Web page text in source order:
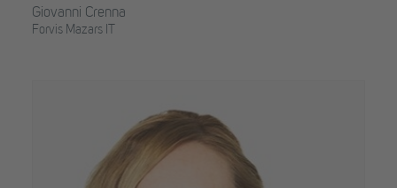
Giovanni Crenna
Forvis Mazars IT